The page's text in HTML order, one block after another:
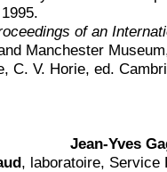
of an
Manchester
C. V. Horie, ed.
Jean-Yves
, laboratoire, Service